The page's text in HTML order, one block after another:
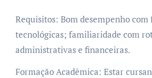
Requisitos: Bom desempenho
tecnológicas; familiaridade com
administrativas e financeiras.
Formação Acadêmica: Estar